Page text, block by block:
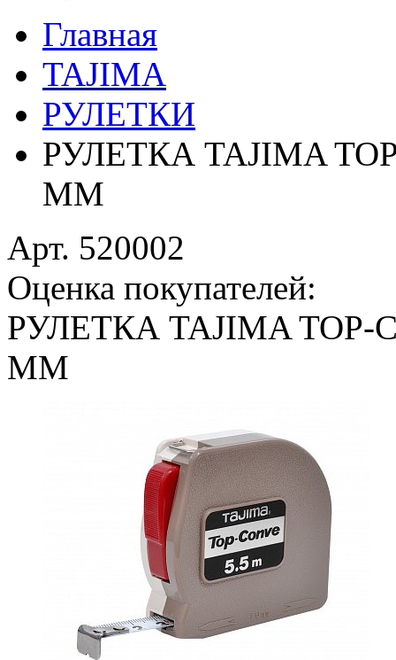
Главная
TAJIMA
РУЛЕТКИ
РУЛЕТКА TAJIMA
MM
Арт. 520002
Оценка покупателей:
РУЛЕТКА TAJIMA TOP-
MM